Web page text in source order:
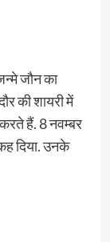
जौन का
की शायरी में
हैं. 8 नवम्बर
दिया. उनके